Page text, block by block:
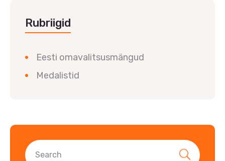
Rubriigid
Eesti omavalitsusmängud
Medalistid